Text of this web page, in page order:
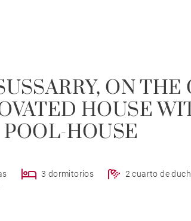
ON THE
HOUSE
HOUSE
3 dormitorios 2 cuarto de